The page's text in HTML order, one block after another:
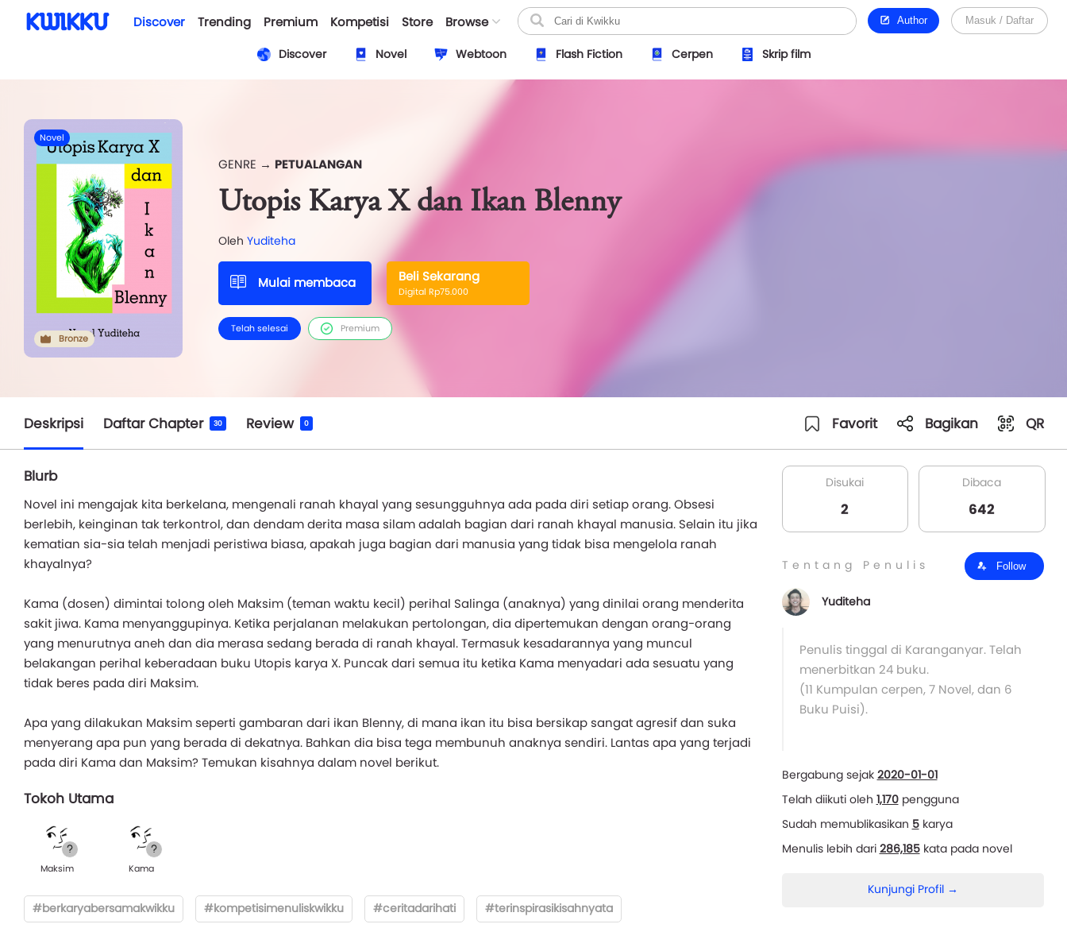
Discover Trending Premium Kompetisi Store Browse Author Masuk / Daftar
Discover Novel Webtoon Flash Fiction Cerpen Skrip film
Novel
Bronze
GENRE → PETUALANGAN
Utopis Karya X dan Ikan Blenny
Oleh Yuditeha
Mulai membaca Beli Sekarang
Digital Rp75.000
Telah selesai Premium
Deskripsi Daftar Chapter 30 Review 0 Favorit Bagikan QR
Blurb
Novel ini mengajak kita berkelana, mengenali ranah khayal yang sesungguhnya ada pada diri setiap orang. Obsesi
berlebih, keinginan tak terkontrol, dan dendam derita masa silam adalah bagian dari ranah khayal manusia. Selain itu jika
kematian sia-sia telah menjadi peristiwa biasa, apakah juga bagian dari manusia yang tidak bisa mengelola ranah
khayalnya?
Kama (dosen) dimintai tolong oleh Maksim (teman waktu kecil) perihal Salinga (anaknya) yang dinilai orang menderita
sakit jiwa. Kama menyanggupinya. Ketika perjalanan melakukan pertolongan, dia dipertemukan dengan orang-orang
yang menurutnya aneh dan dia merasa sedang berada di ranah khayal. Termasuk kesadarannya yang muncul
belakangan perihal keberadaan buku Utopis karya X. Puncak dari semua itu ketika Kama menyadari ada sesuatu yang
tidak beres pada diri Maksim.
Apa yang dilakukan Maksim seperti gambaran dari ikan Blenny, di mana ikan itu bisa bersikap sangat agresif dan suka
menyerang apa pun yang berada di dekatnya. Bahkan dia bisa tega membunuh anaknya sendiri. Lantas apa yang terjadi
pada diri Kama dan Maksim? Temukan kisahnya dalam novel berikut.
Tokoh Utama
Maksim Kama
#berkaryabersamakwikku #kompetisimenuliskwikku #ceritadarihati #terinspirasikisahnyata
Disukai
2
Dibaca
642
Tentang Penulis Follow
Yuditeha
Penulis tinggal di Karanganyar. Telah
menerbitkan 24 buku.
(11 Kumpulan cerpen, 7 Novel, dan 6
Buku Puisi).
Bergabung sejak 2020-01-01
Telah diikuti oleh 1,170pengguna
Sudah memublikasikan 5karya
Menulis lebih dari 286,185kata pada novel
Kunjungi Profil →